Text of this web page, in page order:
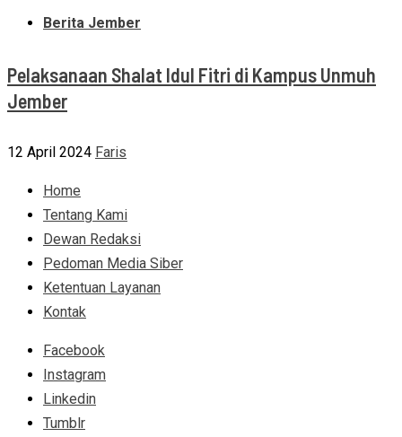
Berita Jember
Pelaksanaan Shalat Idul Fitri di Kampus Unmuh
Jember
12 April 2024 Faris
Home
Tentang Kami
Dewan Redaksi
Pedoman Media Siber
Ketentuan Layanan
Kontak
Facebook
Instagram
Linkedin
Tumblr